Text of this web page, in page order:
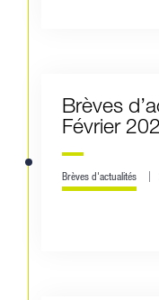
Brèves
Février
Brèves d'actualités